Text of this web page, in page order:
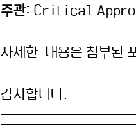
주관: Critical
자세한  내용은 첨부된
감사합니다.